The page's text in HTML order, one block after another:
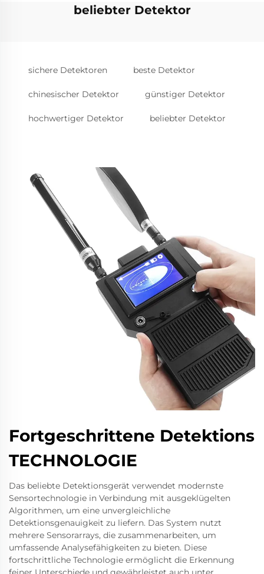
beliebter Detektor
sichere Detektoren beste Detektor
chinesischer Detektor günstiger Detektor
hochwertiger Detektor beliebter Detektor
Fortgeschrittene Detektions
TECHNOLOGIE
Das beliebte Detektionsgerät verwendet modernste
Sensortechnologie in Verbindung mit ausgeklügelten
Algorithmen, um eine unvergleichliche
Detektionsgenauigkeit zu liefern. Das System nutzt
mehrere Sensorarrays, die zusammenarbeiten, um
umfassende Analysefähigkeiten zu bieten. Diese
fortschrittliche Technologie ermöglicht die Erkennung